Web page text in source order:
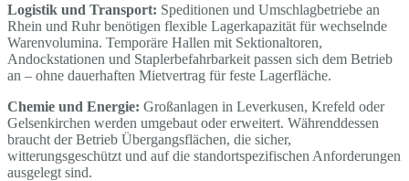
Logistik und Transport: Speditionen und Umschlagbetriebe an
Rhein und Ruhr benötigen flexible Lagerkapazität für wechselnde
Warenvolumina. Temporäre Hallen mit Sektionaltoren,
Andockstationen und Staplerbefahrbarkeit passen sich dem Betrieb
an – ohne dauerhaften Mietvertrag für feste Lagerfläche.
Chemie und Energie: Großanlagen in Leverkusen, Krefeld oder
Gelsenkirchen werden umgebaut oder erweitert. Währenddessen
braucht der Betrieb Übergangsflächen, die sicher,
witterungsgeschützt und auf die standortspezifischen Anforderungen
ausgelegt sind.